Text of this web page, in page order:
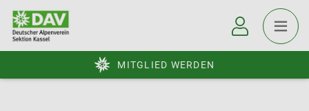
MITGLIED WERDEN